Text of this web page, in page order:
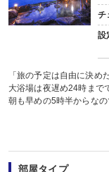
チ
設
「旅の予定は自由に決め
大浴場は夜遅め24時まで
朝も早めの5時半からな
全て源泉かけ流し！はわ
東郷湖に沿って低く広が
昼は広がるパノラマ、夜
部屋タイプ